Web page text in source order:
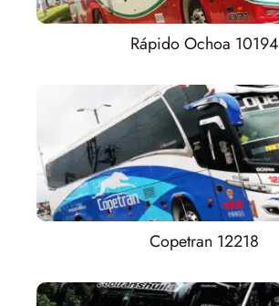
Rápido Ochoa 10194
Copetran 12218